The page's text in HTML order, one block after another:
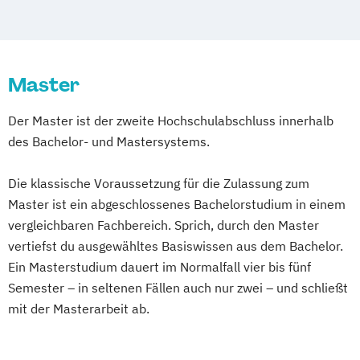
Diagnostischer Ultraschall – Sonographie
Entrepreneurship & Applied Management
Ergotherapie
Nachhaltigkeitskommunikation (DE/EN)
Health Care Informatics
Immobilienmanagement Informatik
Journalismus &
Unternehmenskommunikation
TV und Media
Handelsmanagement
Human Resources Management
Energiemanagement
Management in Information and Business
Technologies
Management und IT
Marketing und Verkauf
Personalmanagement
Master
Der Master ist der zweite Hochschulabschluss innerhalb
des Bachelor- und Mastersystems.
Die klassische Voraussetzung für die Zulassung zum
Master ist ein abgeschlossenes Bachelorstudium in einem
vergleichbaren Fachbereich. Sprich, durch den Master
vertiefst du ausgewähltes Basiswissen aus dem Bachelor.
Ein Masterstudium dauert im Normalfall vier bis fünf
Semester – in seltenen Fällen auch nur zwei – und schließt
mit der Masterarbeit ab.